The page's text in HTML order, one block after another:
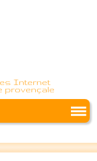
Internet
provençale